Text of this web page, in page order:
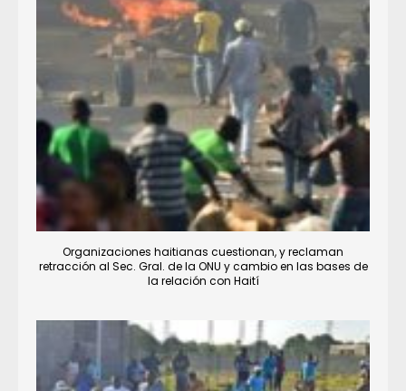
Organizaciones haitianas cuestionan, y reclaman
retracción al Sec. Gral. de la ONU y cambio en las bases de
la relación con Haití